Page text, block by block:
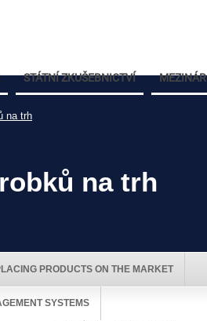
STÁTNÍ ZKUŠEBNICTVÍ
na trh
na trh
PRODUCTS ON THE MARKET
SYSTEMS